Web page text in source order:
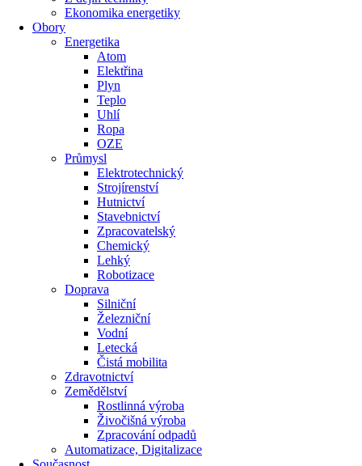
Ekonomika energetiky
Obory
Energetika
Atom
Elektřina
Plyn
Teplo
Uhlí
Ropa
OZE
Průmysl
Elektrotechnický
Strojírenství
Hutnictví
Stavebnictví
Zpracovatelský
Chemický
Lehký
Robotizace
Doprava
Silniční
Železniční
Vodní
Letecká
Čistá mobilita
Zdravotnictví
Zemědělství
Rostlinná výroba
Živočišná výroba
Zpracování odpadů
Automatizace, Digitalizace